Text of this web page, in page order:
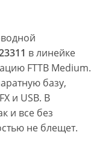
в линейке
FTTB Medium.
базу,
и USB. В
и все без
не блещет.